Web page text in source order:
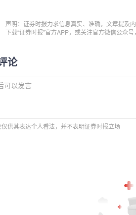
声明：证券时报力求信息真实、准确，文章提及
下载“证券时报”官方APP，或关注官方微信公众
论
可以发言
仅供其表达个人看法，并不表明证券时报立场